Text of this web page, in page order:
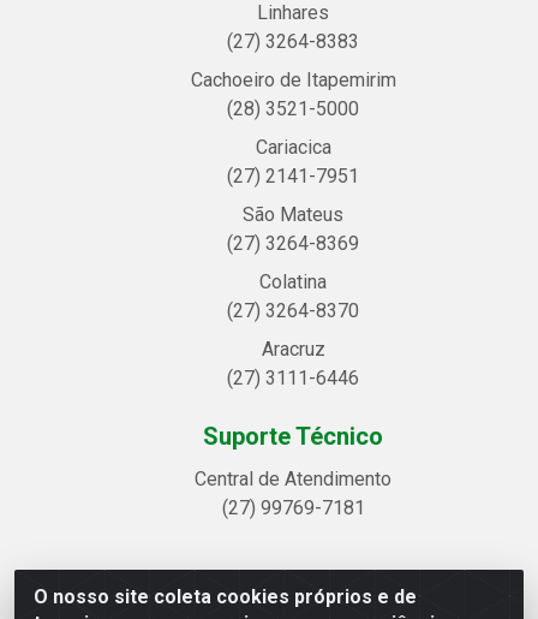
O nosso site coleta cookies próprios e de
Linhares
(27) 3264-8383
Cachoeiro de Itapemirim
(28) 3521-5000
Cariacica
(27) 2141-7951
São Mateus
(27) 3264-8369
Colatina
(27) 3264-8370
Aracruz
(27) 3111-6446
Suporte Técnico
Central de Atendimento
(27) 99769-7181
Linhavix Distribuidora LTDA - Avenida Alegre, 2521 -